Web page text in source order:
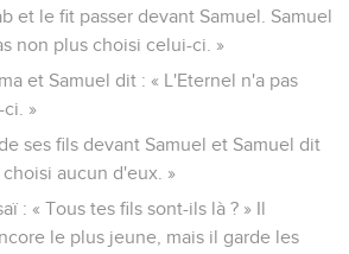
et le fit passer devant Samuel. Samuel
non plus choisi celui-ci. »
et Samuel dit : « L'Eternel n'a pas
»
ses fils devant Samuel et Samuel dit
choisi aucun d'eux. »
: « Tous tes fils sont-ils là ? » Il
le plus jeune, mais il garde les